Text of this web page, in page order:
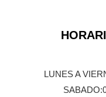
LUNES A